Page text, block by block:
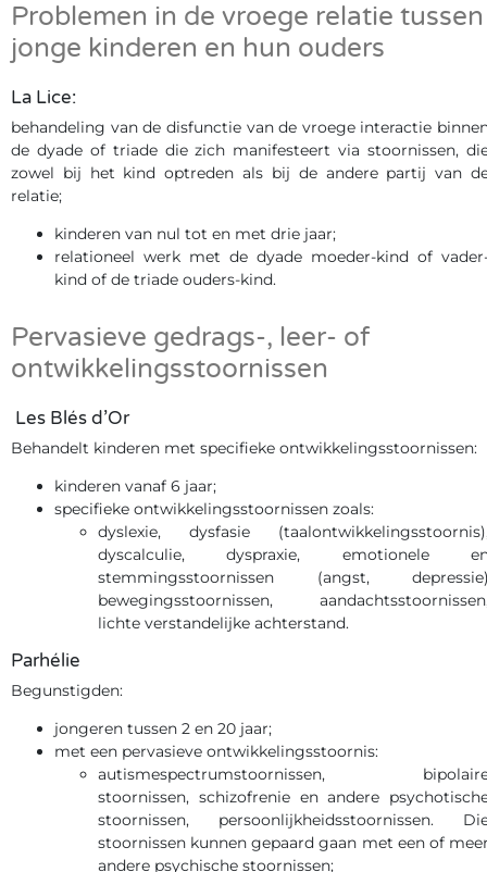
Problemen in de vroege relatie tussen
jonge kinderen en hun ouders
La Lice:
behandeling van de disfunctie van de vroege interactie
de dyade of triade die zich manifesteert via stoornissen,
zowel bij het kind optreden als bij de andere partij van
relatie;
kinderen van nul tot en met drie jaar;
relationeel werk met de dyade moeder-kind of
kind of de triade ouders-kind.
Pervasieve gedrags-, leer- of
ontwikkelingsstoornissen
Les Blés d’Or
Behandelt kinderen met specifieke ontwikkelingsstoornissen:
kinderen vanaf 6 jaar;
specifieke ontwikkelingsstoornissen zoals:
dyslexie, dysfasie
dyscalculie, dyspraxie, emotionele
stemmingsstoornissen (angst,
bewegingsstoornissen,
lichte verstandelijke achterstand.
Parhélie
Begunstigden:
jongeren tussen 2 en 20 jaar;
met een pervasieve ontwikkelingsstoornis:
autismespectrumstoornissen,
stoornissen, schizofrenie en andere
stoornissen, persoonlijkheidsstoornissen.
stoornissen kunnen gepaard gaan met een of
andere psychische stoornissen;